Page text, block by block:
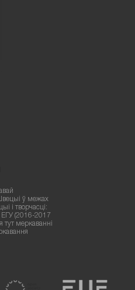
ў межах
і творчасці:
ЕГУ (2016-2017
меркаванні